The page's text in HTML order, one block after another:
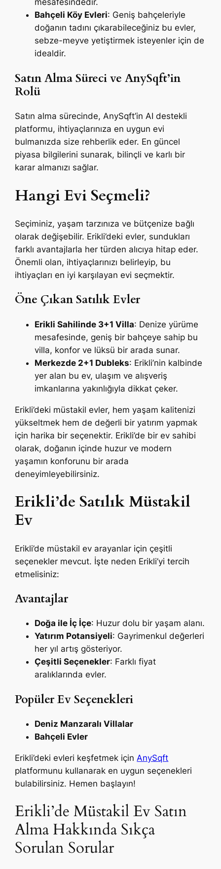
mesafesindedir.
Bahçeli Köy Evleri: Geniş bahçeleriyle
doğanın tadını çıkarabileceğiniz bu evler,
sebze-meyve yetiştirmek isteyenler için de
idealdir.
Satın Alma Süreci ve AnySqft’in
Rolü
Satın alma sürecinde, AnySqft’in AI destekli
platformu, ihtiyaçlarınıza en uygun evi
bulmanızda size rehberlik eder. En güncel
piyasa bilgilerini sunarak, bilinçli ve karlı bir
karar almanızı sağlar.
Hangi Evi Seçmeli?
Seçiminiz, yaşam tarzınıza ve bütçenize bağlı
olarak değişebilir. Erikli’deki evler, sundukları
farklı avantajlarla her türden alıcıya hitap eder.
Önemli olan, ihtiyaçlarınızı belirleyip, bu
ihtiyaçları en iyi karşılayan evi seçmektir.
Öne Çıkan Satılık Evler
Erikli Sahilinde 3+1 Villa: Denize yürüme
mesafesinde, geniş bir bahçeye sahip bu
villa, konfor ve lüksü bir arada sunar.
Merkezde 2+1 Dubleks: Erikli’nin kalbinde
yer alan bu ev, ulaşım ve alışveriş
imkanlarına yakınlığıyla dikkat çeker.
Erikli’deki müstakil evler, hem yaşam kalitenizi
yükseltmek hem de değerli bir yatırım yapmak
için harika bir seçenektir. Erikli’de bir ev sahibi
olarak, doğanın içinde huzur ve modern
yaşamın konforunu bir arada
deneyimleyebilirsiniz.
Erikli’de Satılık Müstakil
Ev
Erikli’de müstakil ev arayanlar için çeşitli
seçenekler mevcut. İşte neden Erikli’yi tercih
etmelisiniz:
Avantajlar
Doğa ile İç İçe: Huzur dolu bir yaşam alanı.
Yatırım Potansiyeli: Gayrimenkul değerleri
her yıl artış gösteriyor.
Çeşitli Seçenekler: Farklı fiyat
aralıklarında evler.
Popüler Ev Seçenekleri
Deniz Manzaralı Villalar
Bahçeli Evler
Erikli’deki evleri keşfetmek için AnySqft
platformunu kullanarak en uygun seçenekleri
bulabilirsiniz. Hemen başlayın!
Erikli’de Müstakil Ev Satın
Alma Hakkında Sıkça
Sorulan Sorular